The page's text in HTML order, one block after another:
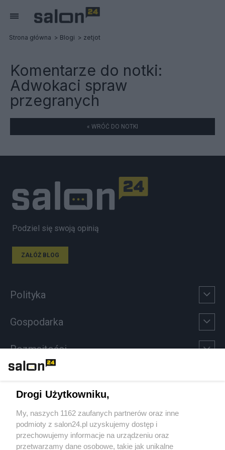
Strona główna Blogi zetjot
Komentarze do notki:
Adwokaci spraw
przegranych
« WRÓĆ DO NOTKI
Podziel się swoją opinią
ZAŁÓŻ BLOG
Polityka
Gospodarka
Rozmaitości
Sport
Społeczeństwo
Drogi Użytkowniku,
My, naszych 1162 zaufanych partnerów oraz inne
podmioty z salon24.pl uzyskujemy dostęp i
przechowujemy informacje na urządzeniu oraz
przetwarzamy dane osobowe, takie jak unikalne